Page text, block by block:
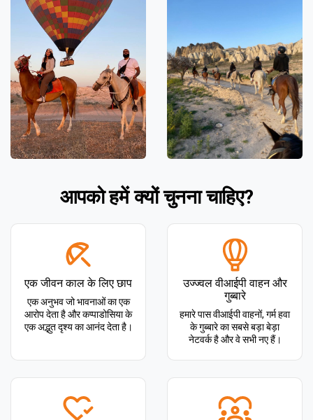
आपको हमें क्यों चुनना चाहिए?
एक जीवन काल के लिए छाप
एक अनुभव जो भावनाओं का एक
आरोप देता है और कप्पाडोसिया के
एक अद्भुत दृश्य का आनंद देता है।
उज्ज्वल वीआईपी वाहन और
गुब्बारे
हमारे पास वीआईपी वाहनों, गर्म हवा
के गुब्बारे का सबसे बड़ा बेड़ा
नेटवर्क है और वे सभी नए हैं।